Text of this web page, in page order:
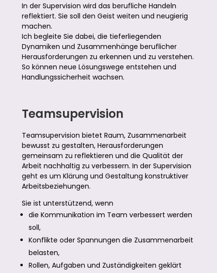
In der Supervision wird das berufliche Handeln
reflektiert. Sie soll den Geist weiten und neugierig
machen.
Ich begleite Sie dabei, die tieferliegenden
Dynamiken und Zusammenhänge beruflicher
Herausforderungen zu erkennen und zu verstehen.
So können neue Lösungswege entstehen und
Handlungssicherheit wachsen.
Teamsupervision
Teamsupervision bietet Raum, Zusammenarbeit
bewusst zu gestalten, Herausforderungen
gemeinsam zu reflektieren und die Qualität der
Arbeit nachhaltig zu verbessern. In der Supervision
geht es um Klärung und Gestaltung konstruktiver
Arbeitsbeziehungen.
Sie ist unterstützend, wenn
die Kommunikation im Team verbessert werden
soll,
Konflikte oder Spannungen die Zusammenarbeit
belasten,
Rollen, Aufgaben und Zuständigkeiten geklärt